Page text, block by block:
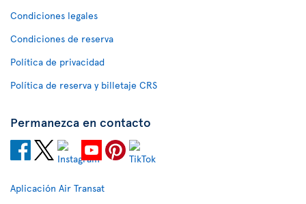
Condiciones legales
Condiciones de reserva
Política de privacidad
Política de reserva y billetaje CRS
Permanezca en contacto
Aplicación Air Transat